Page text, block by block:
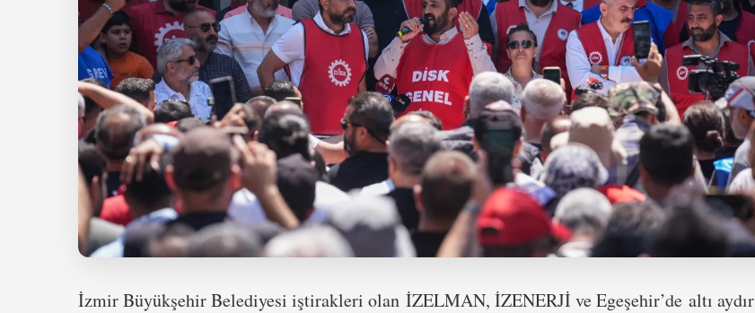
İzmir Büyükşehir Belediyesi iştirakleri olan İZELMAN, İZENERJİ ve Egeşehir’de altı aydır